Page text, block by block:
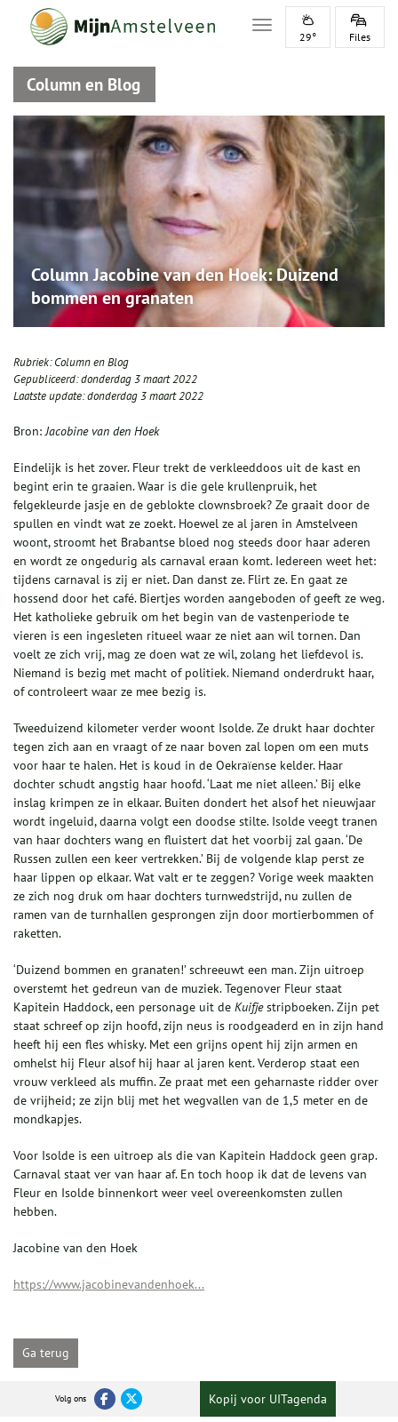
Toggle navigation
29° Files
Column en Blog
Column Jacobine van den Hoek: Duizend
bommen en granaten
Rubriek:Column en Blog
Gepubliceerd:donderdag 3 maart 2022
Laatste update:donderdag 3 maart 2022
Bron:Jacobine van den Hoek
Eindelijk is het zover. Fleur trekt de verkleeddoos uit de kast en
begint erin te graaien. Waar is die gele krullenpruik, het
felgekleurde jasje en de geblokte clownsbroek? Ze graait door de
spullen en vindt wat ze zoekt. Hoewel ze al jaren in Amstelveen
woont, stroomt het Brabantse bloed nog steeds door haar aderen
en wordt ze ongedurig als carnaval eraan komt. Iedereen weet het:
tijdens carnaval is zij er niet. Dan danst ze. Flirt ze. En gaat ze
hossend door het café. Biertjes worden aangeboden of geeft ze weg.
Het katholieke gebruik om het begin van de vastenperiode te
vieren is een ingesleten ritueel waar ze niet aan wil tornen. Dan
voelt ze zich vrij, mag ze doen wat ze wil, zolang het liefdevol is.
Niemand is bezig met macht of politiek. Niemand onderdrukt haar,
of controleert waar ze mee bezig is.
Tweeduizend kilometer verder woont Isolde. Ze drukt haar dochter
tegen zich aan en vraagt of ze naar boven zal lopen om een muts
voor haar te halen. Het is koud in de Oekraïense kelder. Haar
dochter schudt angstig haar hoofd. ‘Laat me niet alleen.’ Bij elke
inslag krimpen ze in elkaar. Buiten dondert het alsof het nieuwjaar
wordt ingeluid, daarna volgt een doodse stilte. Isolde veegt tranen
van haar dochters wang en fluistert dat het voorbij zal gaan. ‘De
Russen zullen een keer vertrekken.’ Bij de volgende klap perst ze
haar lippen op elkaar. Wat valt er te zeggen? Vorige week maakten
ze zich nog druk om haar dochters turnwedstrijd, nu zullen de
ramen van de turnhallen gesprongen zijn door mortierbommen of
raketten.
‘Duizend bommen en granaten!’ schreeuwt een man. Zijn uitroep
overstemt het gedreun van de muziek. Tegenover Fleur staat
Kapitein Haddock, een personage uit de Kuifjestripboeken. Zijn pet
staat schreef op zijn hoofd, zijn neus is roodgeaderd en in zijn hand
heeft hij een fles whisky. Met een grijns opent hij zijn armen en
omhelst hij Fleur alsof hij haar al jaren kent. Verderop staat een
vrouw verkleed als muffin. Ze praat met een geharnaste ridder over
de vrijheid; ze zijn blij met het wegvallen van de 1,5 meter en de
mondkapjes.
Voor Isolde is een uitroep als die van Kapitein Haddock geen grap.
Carnaval staat ver van haar af. En toch hoop ik dat de levens van
Fleur en Isolde binnenkort weer veel overeenkomsten zullen
hebben.
Jacobine van den Hoek
https://www.jacobinevandenhoek...
Ga terug
Volg ons Kopij voor UITagenda